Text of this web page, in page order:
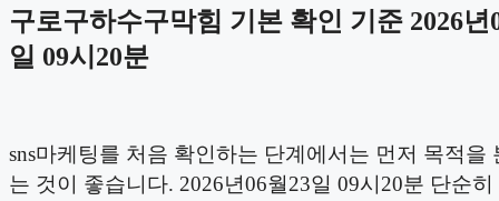
구로구하수구막힘 기본 확인 기준 2026년
일 09시20분
sns마케팅를 처음 확인하는 단계에서는 먼저 목적을
는 것이 좋습니다. 2026년06월23일 09시20분 단순